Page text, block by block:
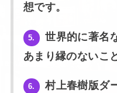
想です。
5.
世界的に著名
あまり縁のないこ
6.
村上春樹版ダ